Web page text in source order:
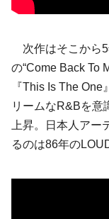
次作はそこから5
の“Come Back To
『This Is The
リームなR&Bを意
上昇。日本人ア
るのは86年の